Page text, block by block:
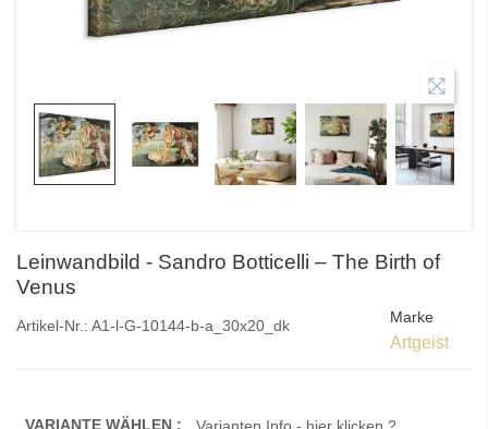
Leinwandbild - Sandro Botticelli – The Birth of
Venus
Artikel-Nr.: A1-l-G-10144-b-a_30x20_dk Marke
Artgeist
VARIANTE WÄHLEN :